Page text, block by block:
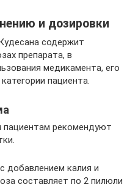
и дозировки
содержит
препарата, в
медикамента, его
пациента.
пациентам рекомендуют
добавлением калия и
составляет по 2 пилюли